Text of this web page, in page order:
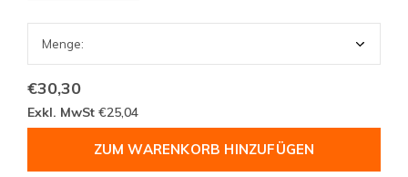
€30,30
Exkl. MwSt €25,04
ZUM WARENKORB HINZUFÜGEN